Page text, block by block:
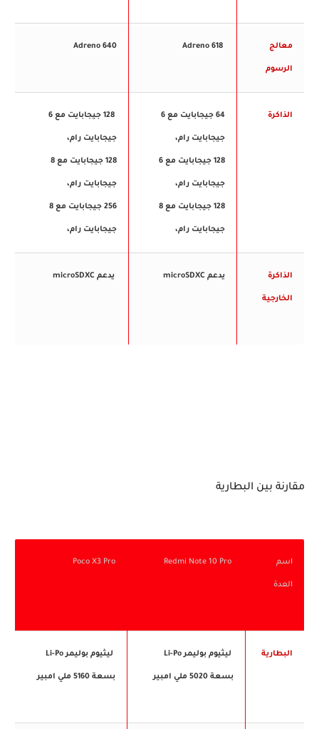
معالج
الرسوم
Adreno 640
الذاكرة 64 جيجابايت مع 6
جيجابايت رام،
128 جيجابايت مع 6
جيجابايت رام،
128 جيجابايت مع 8
جيجابايت رام،
128 جيجابايت مع 6
جيجابايت رام،
128 جيجابايت مع 8
جيجابايت رام،
256 جيجابايت مع 8
جيجابايت رام،
الذاكرة
الخارجية
يدعم microSDXC يدعم microSDXC
مقارنة بين البطارية
اسم
العدة
Redmi Note 10 Pro
Poco X3 Pro
البطارية ليثيوم بوليمر Li-Po
بسعة 5020 ملي امبير
ليثيوم بوليمر Li-Po
بسعة 5160 ملي امبير